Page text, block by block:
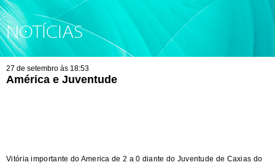
NOTÍCIAS
27 de setembro às 18:53
América e Juventude
Vitória importante do America de 2 a 0 diante do Juventude de Caxias do